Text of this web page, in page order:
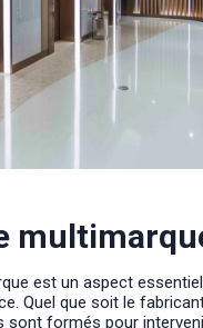
est un aspect
Quel que soit le
sont formés pour